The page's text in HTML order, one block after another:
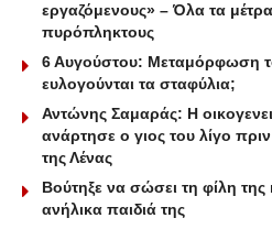
εργαζόμενους» – Όλα τα
πυρόπληκτους
6 Αυγούστου: Μεταμόρφωση
ευλογούνται τα σταφύλια;
Αντώνης Σαμαράς: Η
ανάρτησε ο γιος του λίγο
της Λένας
Βούτηξε να σώσει τη φίλη
ανήλικα παιδιά της